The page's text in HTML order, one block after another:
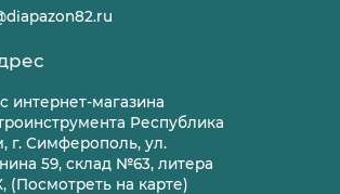
интернет-магазина
Республика
г. Симферополь, ул.
59, склад №63, литера
(Посмотреть на карте)